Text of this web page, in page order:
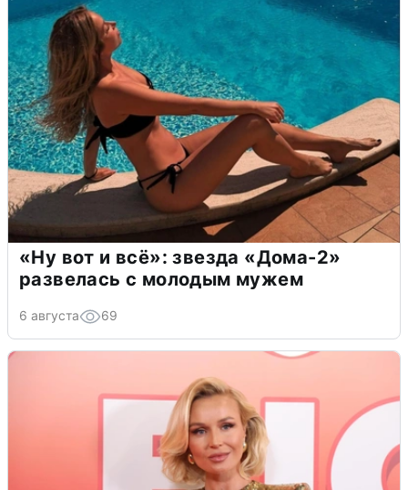
«Ну вот и всё»: звезда «Дома-2»
развелась с молодым мужем
6 августа 69